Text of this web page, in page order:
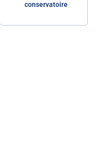
conservatoire